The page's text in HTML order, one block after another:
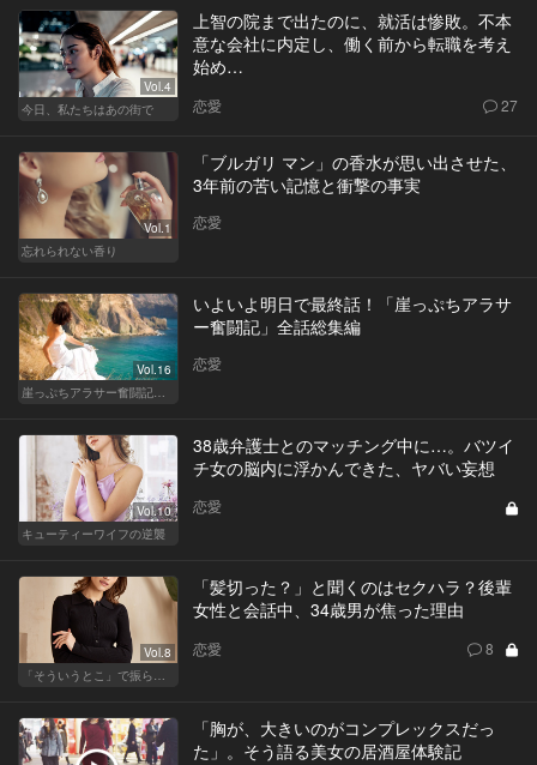
Vol.4
今日、私たちはあの街で
上智の院まで出たのに、就活は惨敗。不本
意な会社に内定し、働く前から転職を考え
始め…
恋愛 27
Vol.1
忘れられない香り
「ブルガリ マン」の香水が思い出させた、
3年前の苦い記憶と衝撃の事実
恋愛
Vol.16
崖っぷちアラサー奮闘記 written by 内埜さくら
いよいよ明日で最終話！「崖っぷちアラサ
ー奮闘記」全話総集編
恋愛
Vol.10
キューティーワイフの逆襲
38歳弁護士とのマッチング中に…。バツイ
チ女の脳内に浮かんできた、ヤバい妄想
恋愛
Vol.8
「髪切った？」と聞くのはセクハラ？後輩
女性と会話中、34歳男が焦った理由
恋愛 8
「胸が、大きいのがコンプレックスだっ
た」。そう語る美女の居酒屋体験記